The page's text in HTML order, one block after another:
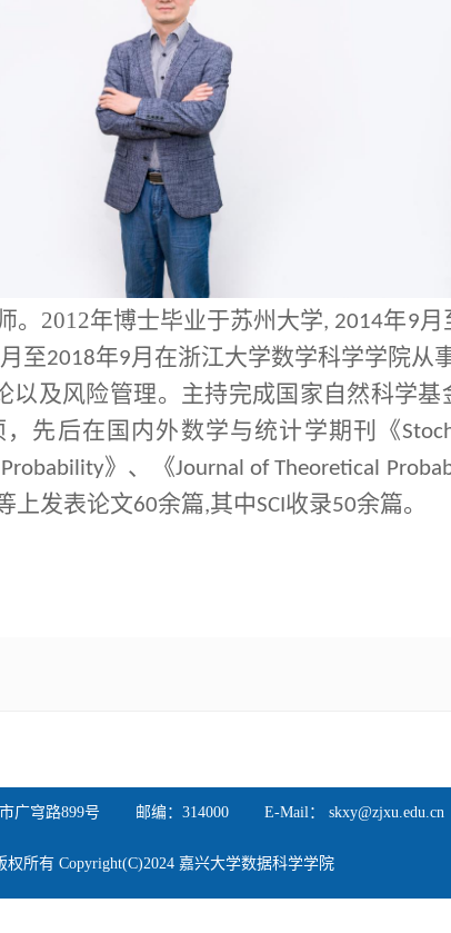
。 2012年博士毕业于苏州大学, 2014年9月
月至2018年9月在浙江大学数学科学学院从
以及风险管理。主持完成国家自然科学基
，先后在国内外数学与统计学期刊《
》、《Journal of Theoretical
上发表论文60余篇,其中SCI 收录50余篇。
市广穹路899号 邮编：314000 E-Mail： skxy@zjxu.edu.cn
权所有 Copyright(C)2024 嘉兴大学数据科学学院